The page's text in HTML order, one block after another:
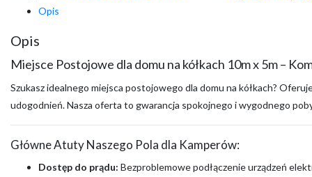
Opis
Opis
Miejsce Postojowe dla domu na kółkach 10m x 5m –
Szukasz idealnego miejsca postojowego dla domu na kółkach?
udogodnień. Nasza oferta to gwarancja spokojnego i wygodnego
Główne Atuty Naszego Pola dla Kamperów:
Dostęp do prądu: Bezproblemowe podłączenie urządzeń